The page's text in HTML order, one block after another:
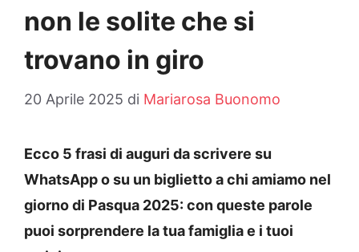
non le solite che si
trovano in giro
20 Aprile 2025 di Mariarosa Buonomo
Ecco 5 frasi di auguri da scrivere su
WhatsApp o su un biglietto a chi amiamo nel
giorno di Pasqua 2025: con queste parole
puoi sorprendere la tua famiglia e i tuoi